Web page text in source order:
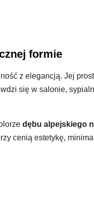
formie
z elegancją. Jej
się w salonie,
dębu alpejskiego
cenią estetykę,